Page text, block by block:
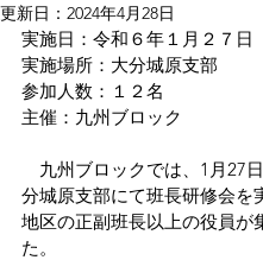
更新日： 2024年4月28日
実施日：令和６年１月２７日
実施場所：大分城原支部
参加人数：１２名
主催：九州ブロック
九州ブロックでは、1月27
分城原支部にて班長研修会を
地区の正副班長以上の役員が
た。